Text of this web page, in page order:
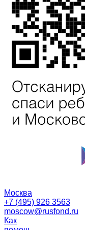
Москва
+7 (495) 926 3563
moscow@rusfond.ru
Как